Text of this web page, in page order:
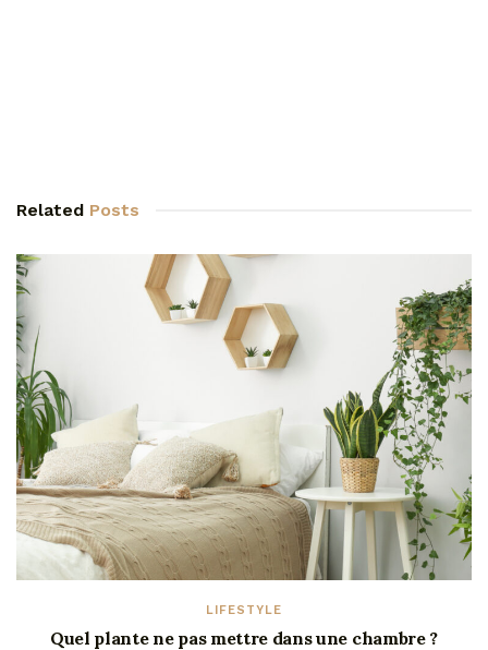
Related Posts
LIFESTYLE
Quel plante ne pas mettre dans une chambre ?